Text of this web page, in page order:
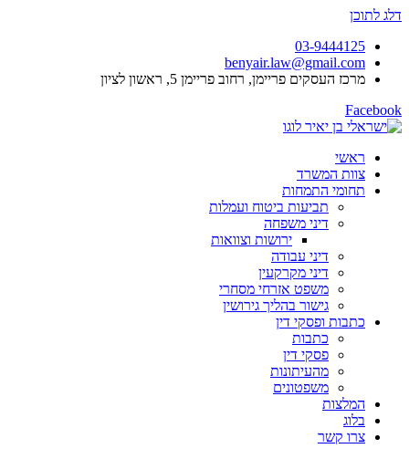
דלג לתוכן
03-9444125
benyair.law@gmail.com
מרכז העסקים פריימן, רחוב פריימן 5, ראשון לציון
Facebook
ראשי
צוות המשרד
תחומי התמחות
תביעות ביטוח ועמלות
דיני משפחה
ירושות וצוואות
דיני עבודה
דיני מקרקעין
משפט אזרחי מסחרי
גישור בהליך גירושין
כתבות ופסקי דין
כתבות
פסקי דין
מהעיתונות
משפטונים
המלצות
בלוג
צרו קשר